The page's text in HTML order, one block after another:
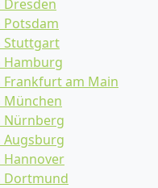
Dresden
Potsdam
Stuttgart
Hamburg
Frankfurt am Main
München
Nürnberg
Augsburg
Hannover
Dortmund